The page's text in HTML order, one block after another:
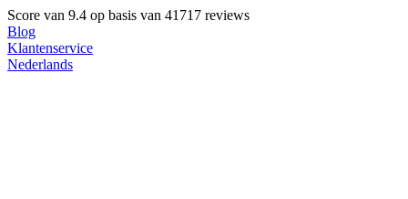
Score van 9.4 op basis van 41717 reviews
Blog
Klantenservice
Nederlands